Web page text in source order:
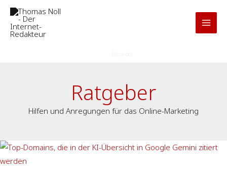
Zum
Inhalt
springen
Ratgeber
Hilfen und Anregungen für das Online-Marketing
YouTube
statt